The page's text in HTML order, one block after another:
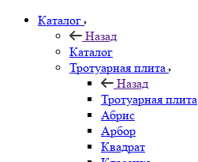
Каталог
Назад
Каталог
Тротуарная плита
Назад
Тротуарная плита
Абрис
Арбор
Квадрат